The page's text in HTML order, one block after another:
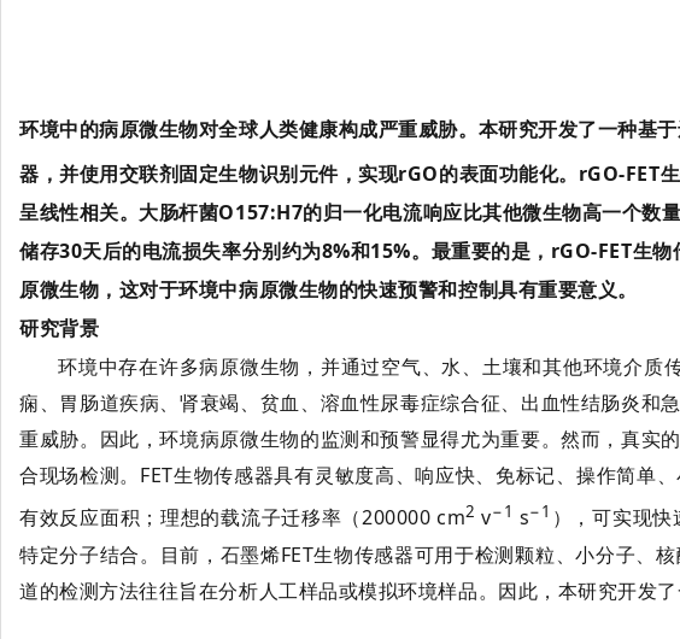
环境中的病原微生物对全球人类健康构成严重威胁。本研究开发了一种基
器，并使用交联剂固定生物识别元件，实现rGO的表面功能化。rGO-
呈线性相关。大肠杆菌O157:H7的归一化电流响应比其他微生物高一个数
储存30天后的电流损失率分别约为8%和15%。最重要的是，rGO-FET生
原微生物，这对于环境中病原微生物的快速预警和控制具有重要意义。
研究背景
环境中存在许多病原微生物，并通过空气、水、土壤和其他环境介
痫、胃肠道疾病、肾衰竭、贫血、溶血性尿毒症综合征、出血性结肠炎
重威胁。因此，环境病原微生物的监测和预警显得尤为重要。然而，真
合现场检测。FET生物传感器具有灵敏度高、响应快、免标记、操作简单
有效反应面积；理想的载流子迁移率（200000 cm2 v−1 s−1 ），可实现
特定分子结合。目前，石墨烯FET生物传感器可用于检测颗粒、小分子、
道的检测方法往往旨在分析人工样品或模拟环境样品。因此，本研究开发